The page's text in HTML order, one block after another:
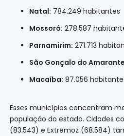
Natal: 784.249 habitantes
Mossoró: 278.587
Parnamirim: 271.713
São Gonçalo do
Macaíba: 87.056
Esses municípios concentram
população do estado. Cidades
(83.543) e Extremoz (68.584)